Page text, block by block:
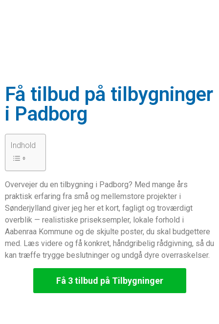
Få tilbud på tilbygninger
i Padborg
Indhold
Overvejer du en tilbygning i Padborg? Med mange års
praktisk erfaring fra små og mellemstore projekter i
Sønderjylland giver jeg her et kort, fagligt og troværdigt
overblik — realistiske priseksempler, lokale forhold i
Aabenraa Kommune og de skjulte poster, du skal budgettere
med. Læs videre og få konkret, håndgribelig rådgivning, så du
kan træffe trygge beslutninger og undgå dyre overraskelser.
Få 3 tilbud på Tilbygninger